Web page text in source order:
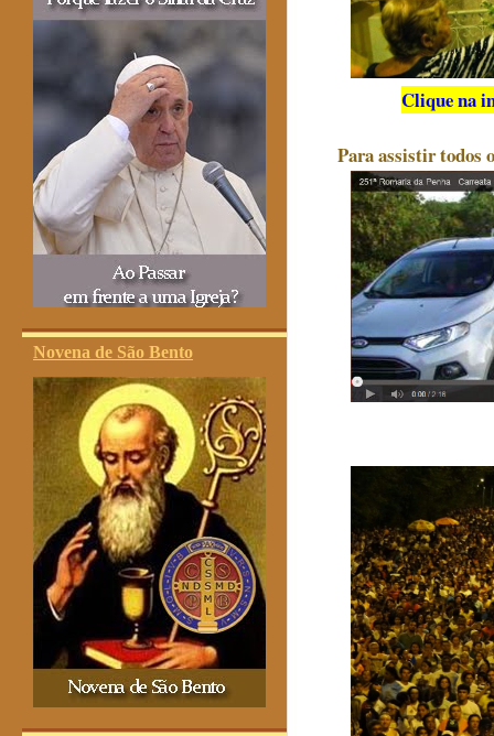
Novena de São Bento
Clique na
Para assistir todos